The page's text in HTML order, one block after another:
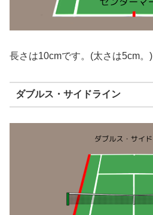
長さは10cmです。(太さは5cm。)
ダブルス・サイドライン